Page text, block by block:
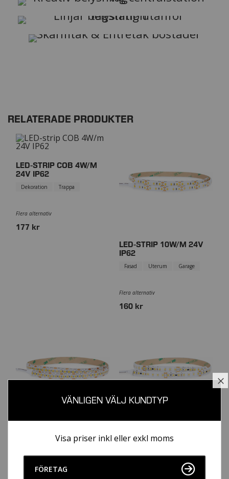
RELATERADE PRODUKTER
LED-STRIP COB 4W/M
24V IP62
Dekoration Trappa
Flera alternativ
177 kr
LED-STRIP 10W/M 24V
IP62
Fasad Uterum Garage
Flera alternativ
160 kr
IP62
VÄNLIGEN VÄLJ KUNDTYP
Visa priser inkl eller exkl moms
FÖRETAG